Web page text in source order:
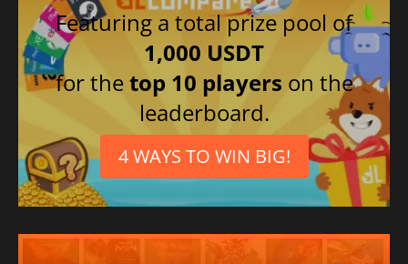
Polaco
Español mexicano
Featuring a total prize pool of
1,000 USDT
for thetop 10 players on the
leaderboard.
4 WAYS TO WIN BIG!